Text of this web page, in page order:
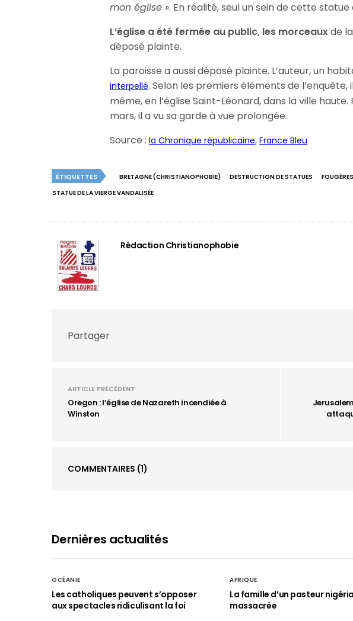
mon église ». En réalité, seul un sein de cette
L’église a été fermée au public, les morceauxde
déposé plainte.
La paroisse a aussi déposé plainte. L’auteur, un
interpellé. Selon les premiers éléments de
même, en l’église Saint-Léonard, dans la ville
mars, il a vu sa garde à vue prolongée.
Source :la Chronique républicaine,France Bleu
ÉTIQUETTES BRETAGNE (CHRISTIANOPHOBIE) DESTRUCTION DE STATUES
STATUE DE LA VIERGE VANDALISÉE
Rédaction Christianophobie
Partager
ARTICLE PRÉCÉDENT
Oregon : l’église de Nazareth incendiée à
Winston
COMMENTAIRES (1)
Dernières actualités
OCÉANIE
Les catholiques peuvent s’opposer
aux spectacles ridiculisant la foi
AFRIQUE
La famille d’un pasteur
massacrée